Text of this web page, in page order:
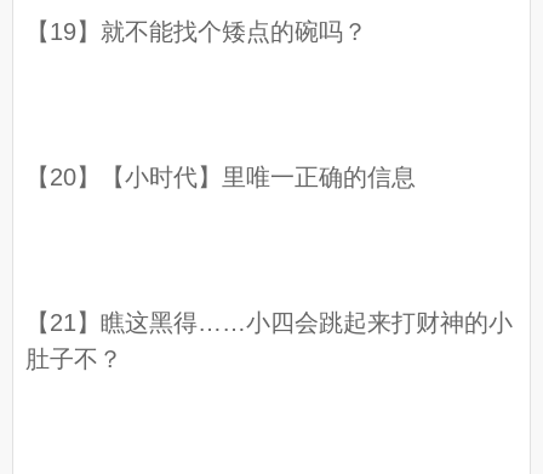
【19】就不能找个矮点的碗吗？
【20】【小时代】里唯一正确的信息
【21】瞧这黑得……小四会跳起来打财神的小
肚子不？